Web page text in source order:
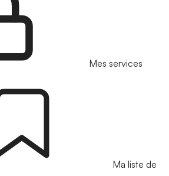
Mes services
Ma liste de